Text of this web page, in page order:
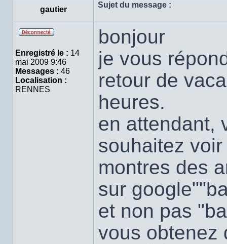
gautier
Sujet du message :
ligne
Enregistré le : 14
mai 2009 9:46
Messages : 46
Localisation :
RENNES
bonjour
je vous
retour de
heures.
en attendant,
souhaitez
montres des
sur
et non pas
vous obtenez